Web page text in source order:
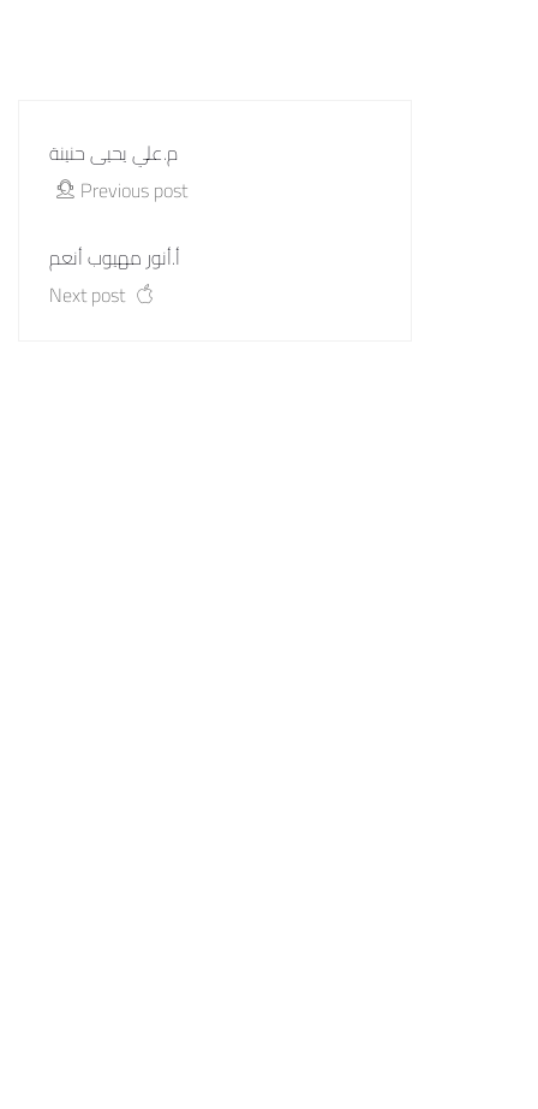
م.علي يحيى حنينة
Previous post
أ.أنور مهيوب أنعم
Next post